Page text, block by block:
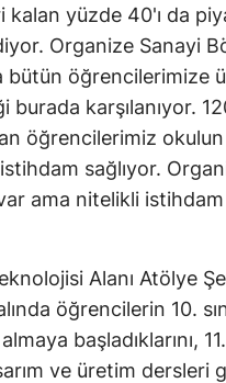
yüzde 40'ı da
Organize Sanayi
bütün öğrencilerimize
burada karşılanıyor.
öğrencilerimiz
sağlıyor.
ama nitelikli istihdam
Alanı Atölye
öğrencilerin 10.
başladıklarını,
ve üretim dersleri